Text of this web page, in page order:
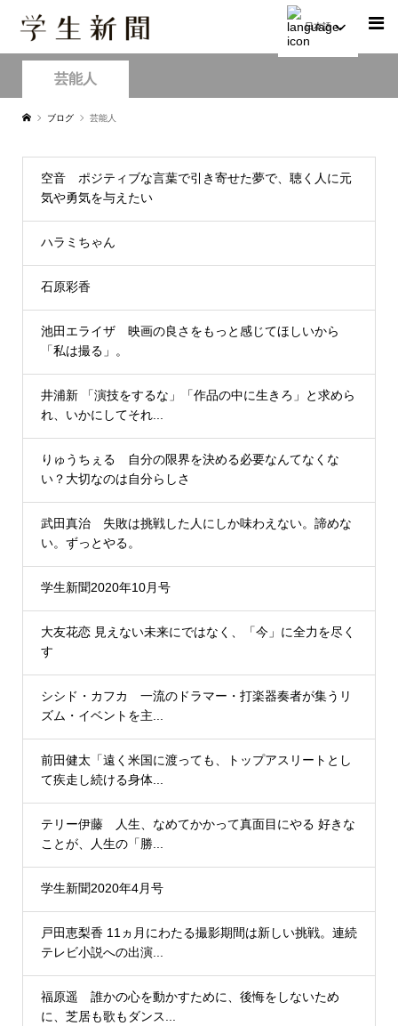
日本語
芸能人
ブログ 芸能人
空音 ポジティブな言葉で引き寄せた夢で、聴く人に元
気や勇気を与えたい
ハラミちゃん
石原彩香
池田エライザ 映画の良さをもっと感じてほしいから
「私は撮る」。
井浦新 「演技をするな」「作品の中に生きろ」と求めら
れ、いかにしてそれ...
りゅうちぇる 自分の限界を決める必要なんてなくな
い？大切なのは自分らしさ
武田真治 失敗は挑戦した人にしか味わえない。諦めな
い。ずっとやる。
学生新聞2020年10月号
大友花恋 見えない未来にではなく、「今」に全力を尽く
す
シシド・カフカ 一流のドラマー・打楽器奏者が集うリ
ズム・イベントを主...
前田健太「遠く米国に渡っても、トップアスリートとし
て疾走し続ける身体...
テリー伊藤 人生、なめてかかって真面目にやる 好きな
ことが、人生の「勝...
学生新聞2020年4月号
戸田恵梨香 11ヵ月にわたる撮影期間は新しい挑戦。連続
テレビ小説への出演...
福原遥 誰かの心を動かすために、後悔をしないため
に、芝居も歌もダンス...